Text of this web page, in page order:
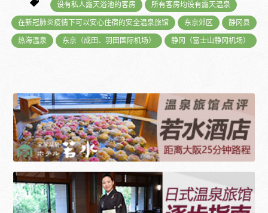
设有私人露天浴池的客房 所有客房均设有露天温泉
在新冠肺炎疫情下可以安心住宿的安全温泉旅馆 东京郊区 静冈县
热海温泉 东京（成田、羽田国际机场） 静冈（富士山静冈机场）